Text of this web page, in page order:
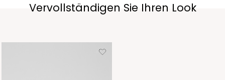
Vervollständigen Sie Ihren Look